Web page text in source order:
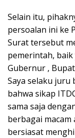
Selain itu,
persoalan ini ke
Surat tersebut
pemerintah, baik
Gubernur ,
Saya selaku juru
bahwa sikap
sama saja
berbagai macam
bersiasat